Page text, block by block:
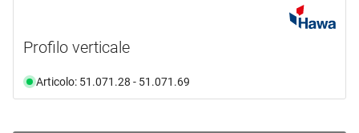
Profilo verticale
Articolo: 51.071.28 - 51.071.69